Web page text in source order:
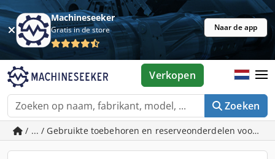
Machineseeker
Gratis in de store Naar de app
Zoeken
Verkopen
/ ... / Gebruikte toebehoren en reserveonderdelen voor